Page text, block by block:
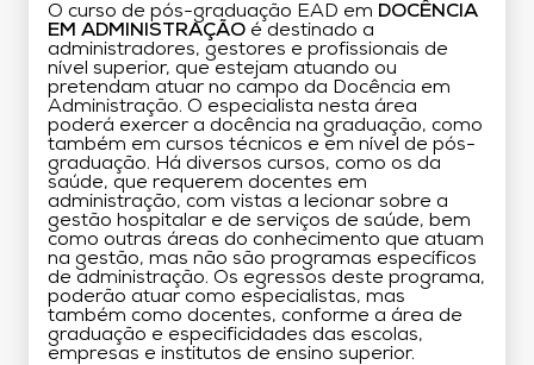
O curso de pós-graduação EAD em DOCÊNCIA
EM ADMINISTRAÇÃO é destinado a
administradores, gestores e profissionais de
nível superior, que estejam atuando ou
pretendam atuar no campo da Docência em
Administração. O especialista nesta área
poderá exercer a docência na graduação, como
também em cursos técnicos e em nível de pós-
graduação. Há diversos cursos, como os da
saúde, que requerem docentes em
administração, com vistas a lecionar sobre a
gestão hospitalar e de serviços de saúde, bem
como outras áreas do conhecimento que atuam
na gestão, mas não são programas específicos
de administração. Os egressos deste programa,
poderão atuar como especialistas, mas
também como docentes, conforme a área de
graduação e especificidades das escolas,
empresas e institutos de ensino superior.